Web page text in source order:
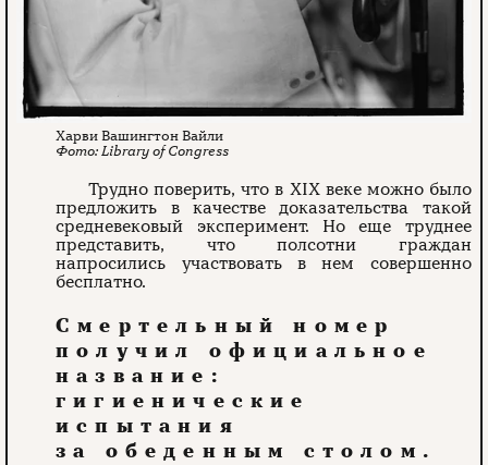
Харви Вашингтон Вайли
Library of Congress
Трудно поверить, что в XIX веке можно было
предложить в качестве доказательства такой
средневековый эксперимент. Но еще труднее
представить, что полсотни граждан
напросились участвовать в нем совершенно
бесплатно.
Смертельный номер
получил официальное
название:
гигиенические
испытания
за обеденным столом.